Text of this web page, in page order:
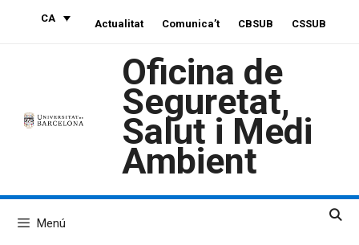
CA Actualitat Comunica’t CBSUB CSSUB
Oficina de
Seguretat,
Salut i Medi
Ambient
Menú